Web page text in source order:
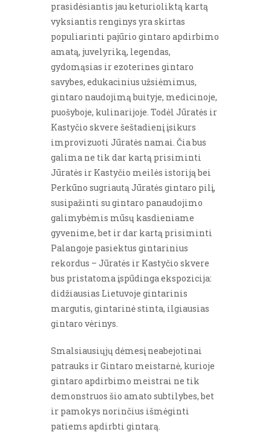
prasidėsiantis jau keturioliktą kartą
vyksiantis renginys yra skirtas
populiarinti pajūrio gintaro apdirbimo
amatą, juvelyriką, legendas,
gydomąsias ir ezoterines gintaro
savybes, edukacinius užsiėmimus,
gintaro naudojimą buityje, medicinoje,
puošyboje, kulinarijoje. Todėl Jūratės ir
Kastyčio skvere šeštadienį įsikurs
improvizuoti Jūratės namai. Čia bus
galima ne tik dar kartą prisiminti
Jūratės ir Kastyčio meilės istoriją bei
Perkūno sugriautą Jūratės gintaro pilį,
susipažinti su gintaro panaudojimo
galimybėmis mūsų kasdieniame
gyvenime, bet ir dar kartą prisiminti
Palangoje pasiektus gintarinius
rekordus – Jūratės ir Kastyčio skvere
bus pristatoma įspūdinga ekspozicija:
didžiausias Lietuvoje gintarinis
margutis, gintarinė stinta, ilgiausias
gintaro vėrinys.
Smalsiausiųjų dėmesį neabejotinai
patrauks ir Gintaro meistarnė, kurioje
gintaro apdirbimo meistrai ne tik
demonstruos šio amato subtilybes, bet
ir pamokys norinčius išmėginti
patiems apdirbti gintarą.